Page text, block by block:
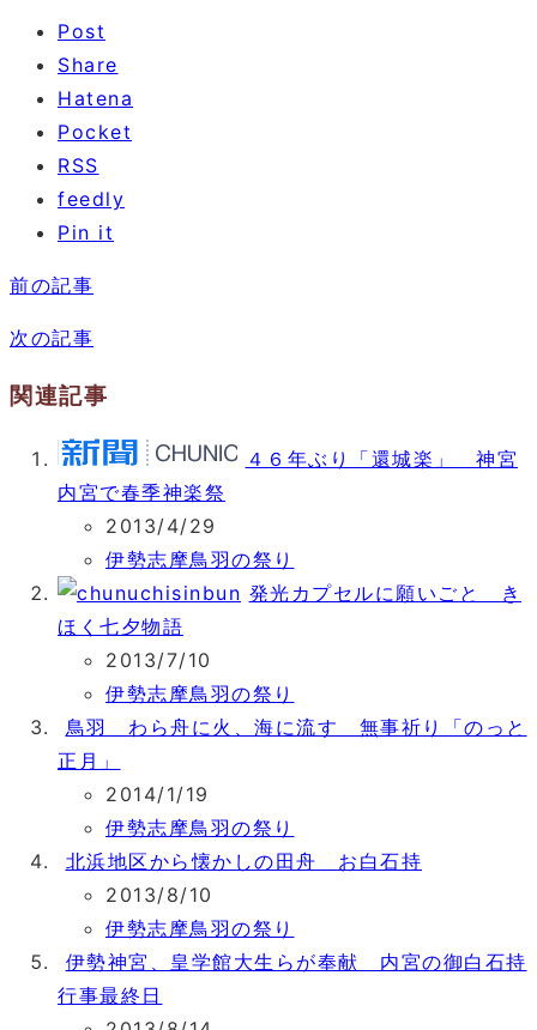
Post
Share
Hatena
Pocket
RSS
feedly
Pin it
前の記事
次の記事
関連記事
４６年ぶり「還城楽」 神宮
内宮で春季神楽祭
2013/4/29
伊勢志摩鳥羽の祭り
発光カプセルに願いごと き
ほく七夕物語
2013/7/10
伊勢志摩鳥羽の祭り
鳥羽 わら舟に火、海に流す 無事祈り「のっと
正月」
2014/1/19
伊勢志摩鳥羽の祭り
北浜地区から懐かしの田舟 お白石持
2013/8/10
伊勢志摩鳥羽の祭り
伊勢神宮、皇学館大生らが奉献 内宮の御白石持
行事最終日